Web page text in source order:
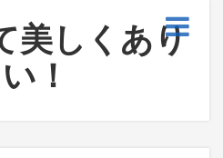
美しくあり
！